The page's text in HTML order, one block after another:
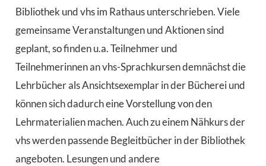
Bibliothek und vhs im Rathaus unterschrieben. Viele
gemeinsame Veranstaltungen und Aktionen sind
geplant, so finden u.a. Teilnehmer und
Teilnehmerinnen an vhs-Sprachkursen demnächst die
Lehrbücher als Ansichtsexemplar in der Bücherei und
können sich dadurch eine Vorstellung von den
Lehrmaterialien machen. Auch zu einem Nähkurs der
vhs werden passende Begleitbücher in der Bibliothek
angeboten. Lesungen und andere